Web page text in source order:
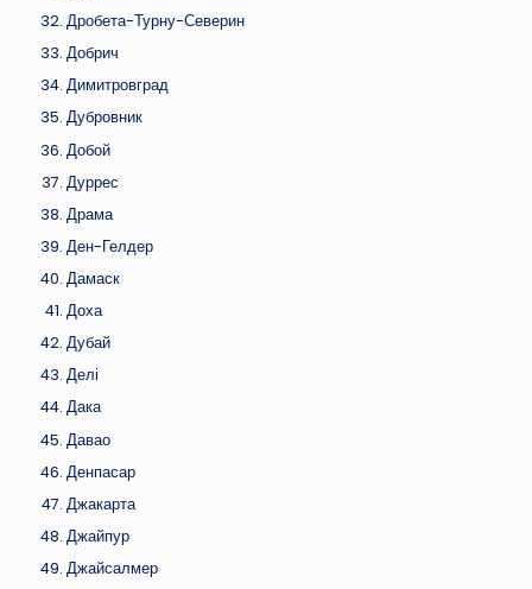
Дробета-Турну-Северин
Добрич
Димитровград
Дубровник
Добой
Дуррес
Драма
Ден-Гелдер
Дамаск
Доха
Дубай
Делі
Дака
Давао
Денпасар
Джакарта
Джайпур
Джайсалмер